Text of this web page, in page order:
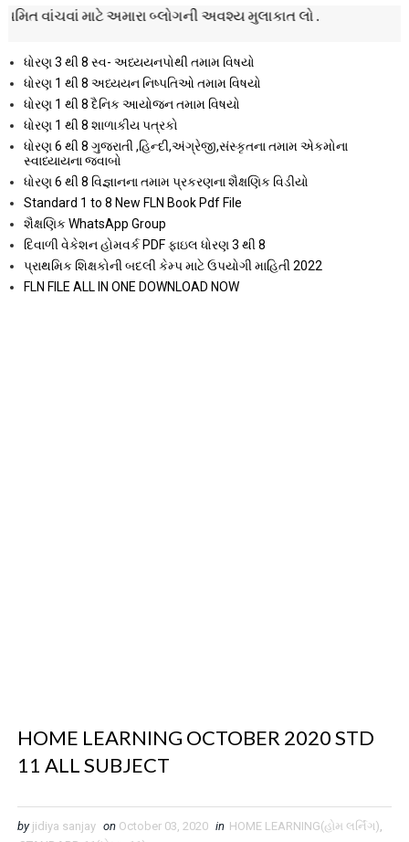
માટે અમારા બ્લોગની અવશ્ય મુલાકાત લો .
ધોરણ 3 થી 8 સ્વ- અધ્યયનપોથી તમામ વિષયો
ધોરણ 1 થી 8 અધ્યયન નિષ્પતિઓ તમામ વિષયો
ધોરણ 1 થી 8 દૈનિક આયોજન તમામ વિષયો
ધોરણ 1 થી 8 શાળાકીય પત્રકો
ધોરણ 6 થી 8 ગુજરાતી ,હિન્દી,અંગ્રેજી,સંસ્કૃતના તમામ એકમોના
સ્વાધ્યાયના જવાબો
ધોરણ 6 થી 8 વિજ્ઞાનના તમામ પ્રકરણના શૈક્ષણિક વિડીયો
Standard 1 to 8 New FLN Book Pdf File
શૈક્ષણિક WhatsApp Group
દિવાળી વેકેશન હોમવર્ક PDF ફાઇલ ધોરણ 3 થી 8
પ્રાથમિક શિક્ષકોની બદલી કેમ્પ માટે ઉપયોગી માહિતી 2022
FLN FILE ALL IN ONE DOWNLOAD NOW
HOME LEARNING OCTOBER 2020 STD
11 ALL SUBJECT
by jidiya sanjay on October 03, 2020 in HOME LEARNING(હોમ લર્નિંગ),